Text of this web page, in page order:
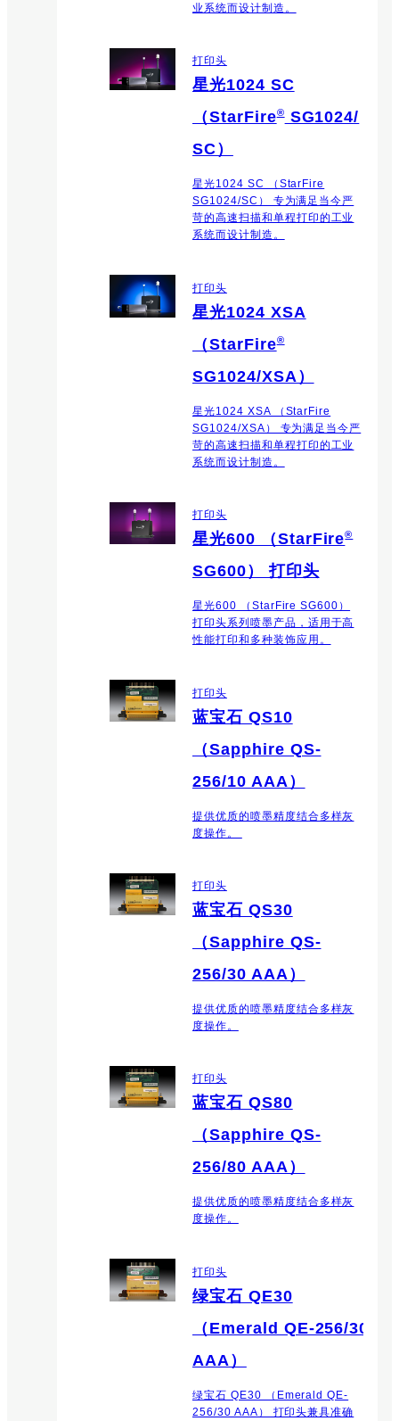
业系统而设计制造。
打印头
星光1024 SC
（StarFire®SG1024/
SC）
星光1024 SC （StarFire
SG1024/SC） 专为满足当今严
苛的高速扫描和单程打印的工业
系统而设计制造。
打印头
星光1024 XSA
（StarFire®
SG1024/XSA）
星光1024 XSA （StarFire
SG1024/XSA） 专为满足当今严
苛的高速扫描和单程打印的工业
系统而设计制造。
打印头
星光600 （StarFire®
SG600） 打印头
星光600 （StarFire SG600）
打印头系列喷墨产品，适用于高
性能打印和多种装饰应用。
打印头
蓝宝石 QS10
（Sapphire QS-
256/10 AAA）
提供优质的喷墨精度结合多样灰
度操作。
打印头
蓝宝石 QS30
（Sapphire QS-
256/30 AAA）
提供优质的喷墨精度结合多样灰
度操作。
打印头
蓝宝石 QS80
（Sapphire QS-
256/80 AAA）
提供优质的喷墨精度结合多样灰
度操作。
打印头
绿宝石 QE30
（Emerald QE-256/30
AAA）
绿宝石 QE30 （Emerald QE-
256/30 AAA） 打印头兼具准确